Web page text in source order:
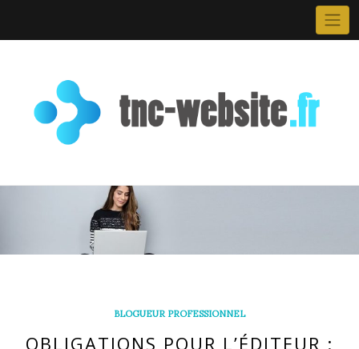
BLOGUEUR PROFESSIONNEL
OBLIGATIONS POUR L’ÉDITEUR :